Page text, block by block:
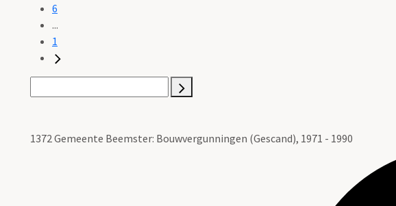
6
...
1
1372 Gemeente Beemster: Bouwvergunningen (Gescand), 1971 - 1990